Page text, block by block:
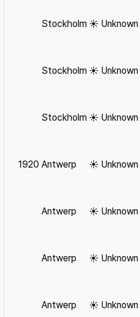
Stockholm ☀️ Unknown
Stockholm ☀️ Unknown
Stockholm ☀️ Unknown
1920 Antwerp ☀️ Unknown
Antwerp ☀️ Unknown
Antwerp ☀️ Unknown
Antwerp ☀️ Unknown